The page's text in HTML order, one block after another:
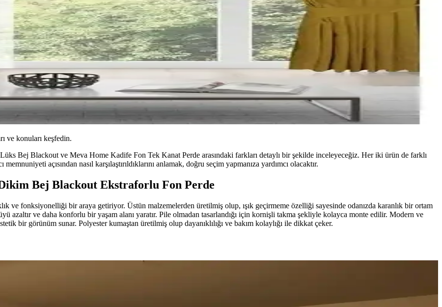
ve konuları keşfedin.
Bej Blackout ve Meva Home Kadife Fon Tek Kanat Perde arasındaki farkları detaylı bir şekilde inceleyeceğiz. Her iki ürün de farklı
açısından nasıl karşılaştırıldıklarını anlamak, doğru seçim yapmanıza yardımcı olacaktır.
Bej Blackout Ekstraforlu Fon Perde
ve fonksiyonelliği bir araya getiriyor. Üstün malzemelerden üretilmiş olup, ışık geçirmeme özelliği sayesinde odanızda karanlık bir ortam
azaltır ve daha konforlu bir yaşam alanı yaratır. Pile olmadan tasarlandığı için kornişli takma şekliyle kolayca monte edilir. Modern ve
bir görünüm sunar. Polyester kumaştan üretilmiş olup dayanıklılığı ve bakım kolaylığı ile dikkat çeker.